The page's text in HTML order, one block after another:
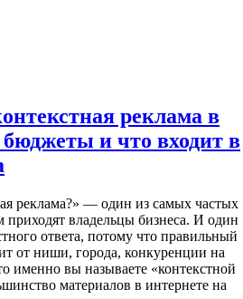
реклама в
и что входит в
реклама?» — один из самых частых
приходят владельцы бизнеса. И один
ответа, потому что правильный
от ниши, города, конкуренции на
именно вы называете «контекстной
материалов в интернете на